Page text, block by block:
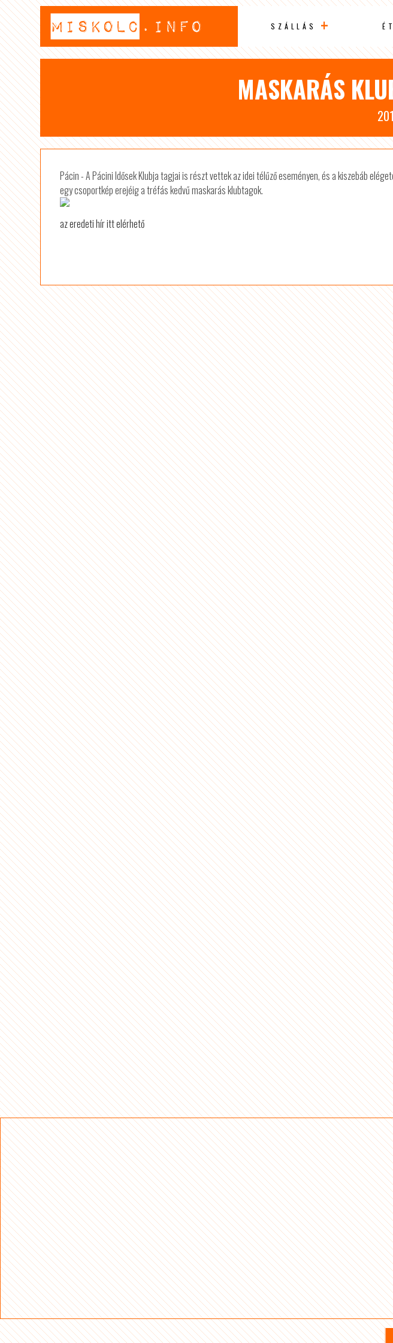
SZÁLLÁS
MASKARÁS
Pácin - A Pácini Idősek Klubja tagjai is részt vettek az idei télűző eseményen, és a kiszebáb
egy csoportkép erejéig a tréfás kedvű maskarás klubtagok.
az eredeti hír itt elérhető